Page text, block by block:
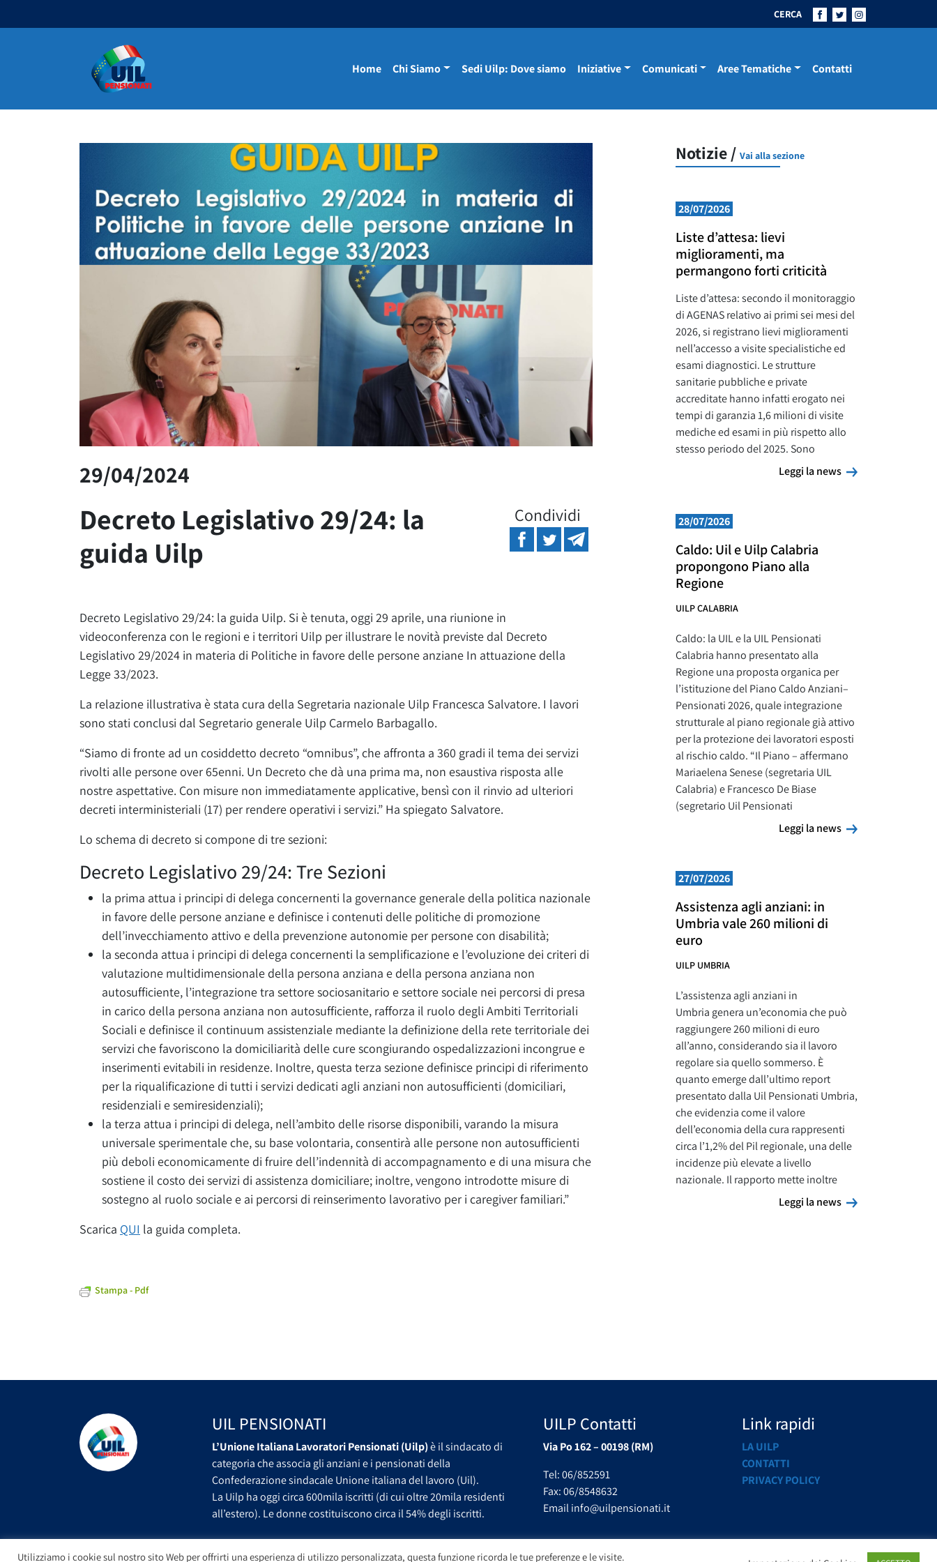
CERCA
Navigazione principale Home Chi Siamo Sedi Uilp: Dove siamo Iniziative Comunicati Aree Tematiche Contatti
29/04/2024
Decreto Legislativo 29/24: la
guida Uilp
Condividi
Decreto Legislativo 29/24: la guida Uilp. Si è tenuta, oggi 29 aprile, una riunione in
videoconferenza con le regioni e i territori Uilp per illustrare le novità previste dal Decreto
Legislativo 29/2024 in materia di Politiche in favore delle persone anziane In attuazione della
Legge 33/2023.
La relazione illustrativa è stata cura della Segretaria nazionale Uilp Francesca Salvatore. I lavori
sono stati conclusi dal Segretario generale Uilp Carmelo Barbagallo.
“Siamo di fronte ad un cosiddetto decreto “omnibus”, che affronta a 360 gradi il tema dei servizi
rivolti alle persone over 65enni. Un Decreto che dà una prima ma, non esaustiva risposta alle
nostre aspettative. Con misure non immediatamente applicative, bensì con il rinvio ad ulteriori
decreti interministeriali (17) per rendere operativi i servizi.” Ha spiegato Salvatore.
Lo schema di decreto si compone di tre sezioni:
Decreto Legislativo 29/24: Tre Sezioni
la prima attua i principi di delega concernenti la governance generale della politica nazionale
in favore delle persone anziane e definisce i contenuti delle politiche di promozione
dell’invecchiamento attivo e della prevenzione autonomie per persone con disabilità;
la seconda attua i principi di delega concernenti la semplificazione e l’evoluzione dei criteri di
valutazione multidimensionale della persona anziana e della persona anziana non
autosufficiente, l’integrazione tra settore sociosanitario e settore sociale nei percorsi di presa
in carico della persona anziana non autosufficiente, rafforza il ruolo degli Ambiti Territoriali
Sociali e definisce il continuum assistenziale mediante la definizione della rete territoriale dei
servizi che favoriscono la domiciliarità delle cure scongiurando ospedalizzazioni incongrue e
inserimenti evitabili in residenze. Inoltre, questa terza sezione definisce principi di riferimento
per la riqualificazione di tutti i servizi dedicati agli anziani non autosufficienti (domiciliari,
residenziali e semiresidenziali);
la terza attua i principi di delega, nell’ambito delle risorse disponibili, varando la misura
universale sperimentale che, su base volontaria, consentirà alle persone non autosufficienti
più deboli economicamente di fruire dell’indennità di accompagnamento e di una misura che
sostiene il costo dei servizi di assistenza domiciliare; inoltre, vengono introdotte misure di
sostegno al ruolo sociale e ai percorsi di reinserimento lavorativo per i caregiver familiari.”
Scarica QUI la guida completa.
Stampa - Pdf
Notizie / Vai alla sezione
28/07/2026
Liste d’attesa: lievi
miglioramenti, ma
permangono forti criticità
Liste d’attesa: secondo il monitoraggio
di AGENAS relativo ai primi sei mesi del
2026, si registrano lievi miglioramenti
nell’accesso a visite specialistiche ed
esami diagnostici. Le strutture
sanitarie pubbliche e private
accreditate hanno infatti erogato nei
tempi di garanzia 1,6 milioni di visite
mediche ed esami in più rispetto allo
stesso periodo del 2025. Sono
Leggi la news
Leggi la news
28/07/2026
Caldo: Uil e Uilp Calabria
propongono Piano alla
Regione
UILP CALABRIA
Caldo: la UIL e la UIL Pensionati
Calabria hanno presentato alla
Regione una proposta organica per
l’istituzione del Piano Caldo Anziani–
Pensionati 2026, quale integrazione
strutturale al piano regionale già attivo
per la protezione dei lavoratori esposti
al rischio caldo. “Il Piano – affermano
Mariaelena Senese (segretaria UIL
Calabria) e Francesco De Biase
(segretario Uil Pensionati
Leggi la news
Leggi la news
27/07/2026
Assistenza agli anziani: in
Umbria vale 260 milioni di
euro
UILP UMBRIA
L’assistenza agli anziani in
Umbria genera un’economia che può
raggiungere 260 milioni di euro
all’anno, considerando sia il lavoro
regolare sia quello sommerso. È
quanto emerge dall’ultimo report
presentato dalla Uil Pensionati Umbria,
che evidenzia come il valore
dell’economia della cura rappresenti
circa l’1,2% del Pil regionale, una delle
incidenze più elevate a livello
nazionale. Il rapporto mette inoltre
Leggi la news
Leggi la news
UIL PENSIONATI
L’Unione Italiana Lavoratori Pensionati (Uilp)è il sindacato di
categoria che associa gli anziani e i pensionati della
Confederazione sindacale Unione italiana del lavoro (Uil).
La Uilp ha oggi circa 600mila iscritti (di cui oltre 20mila residenti
all’estero). Le donne costituiscono circa il 54% degli iscritti.
UILP Contatti
Via Po 162 – 00198 (RM)
Tel: 06/852591
Fax: 06/8548632
Email info@uilpensionati.it
Link rapidi
LA UILP
CONTATTI
PRIVACY POLICY
Utilizziamo i cookie sul nostro sito Web per offrirti una esperienza di utilizzo personalizzata, questa funzione ricorda le tue preferenze e le visite.